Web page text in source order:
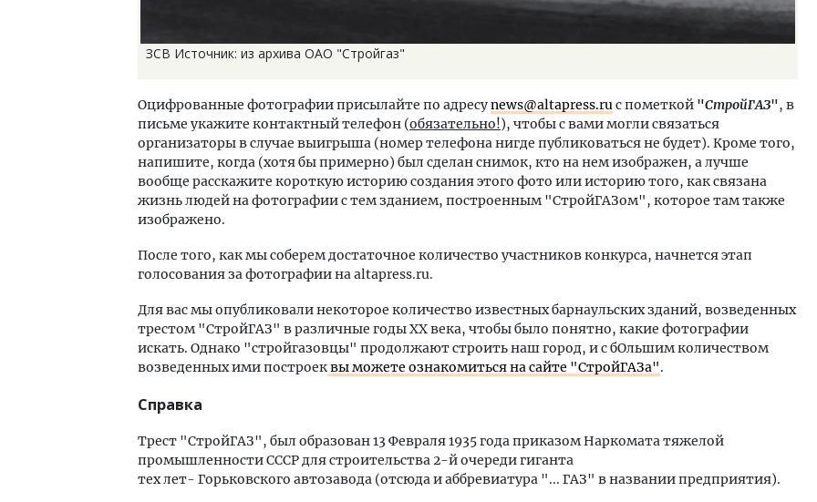
ЗСВ Источник: из архива ОАО "Стройгаз"
Оцифрованные фотографии присылайте по адресуnews@altapress.ruс пометкой "СтройГАЗ", в
письме укажите контактный телефон (обязательно!), чтобы с вами могли связаться
организаторы в случае выигрыша (номер телефона нигде публиковаться не будет). Кроме того,
напишите, когда (хотя бы примерно) был сделан снимок, кто на нем изображен, а лучше
вообще расскажите короткую историю создания этого фото или историю того, как связана
жизнь людей на фотографии с тем зданием, построенным "СтройГАЗом", которое там также
изображено.
После того, как мы соберем достаточное количество участников конкурса, начнется этап
голосования за фотографии на altapress.ru.
Для вас мы опубликовали некоторое количество известных барнаульских зданий, возведенных
трестом "СтройГАЗ" в различные годы XX века, чтобы было понятно, какие фотографии
искать. Однако "стройгазовцы" продолжают строить наш город, и с бОльшим количеством
возведенных ими построеквы можете ознакомиться на сайте "СтройГАЗа".
Справка
Трест "СтройГАЗ", был образован 13 Февраля 1935 года приказом Наркомата тяжелой
промышленности СССР для строительства 2-й очереди гиганта
тех лет- Горьковского автозавода (отсюда и аббревиатура "... ГАЗ" в названии предприятия).